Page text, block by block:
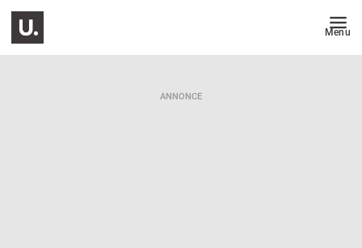
Menu
ANNONCE